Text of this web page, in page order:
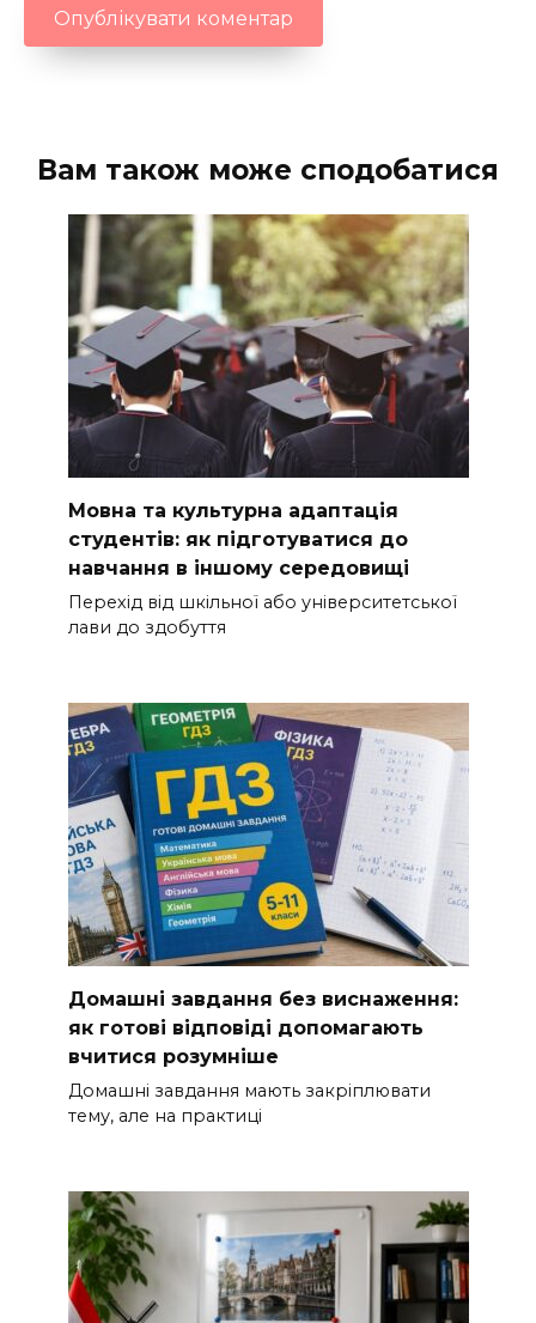
Вам також може сподобатися
Мовна та культурна адаптація
студентів: як підготуватися до
навчання в іншому середовищі
Перехід від шкільної або університетської
лави до здобуття
Домашні завдання без виснаження:
як готові відповіді допомагають
вчитися розумніше
Домашні завдання мають закріплювати
тему, але на практиці